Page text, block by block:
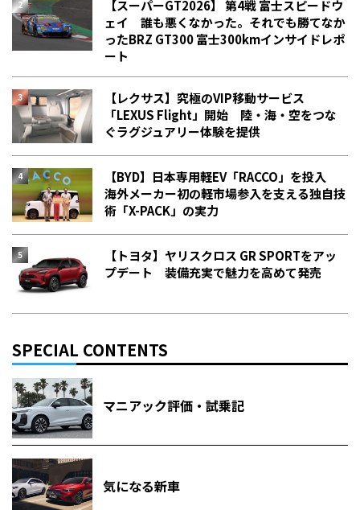
【スーパーGT2026】 第4戦 富士スピードウ
ェイ 誰も悪くなかった。それでも勝てなか
った――BRZ GT300 富士300kmインサイドレポ
ート
【レクサス】究極のVIP移動サービス
「LEXUS Flight」開始 陸・海・空をつな
ぐラグジュアリー体験を提供
【BYD】日本専用軽EV「RACCO」を投入
海外メーカー初の軽市場参入を支える独自技
術「X-PACK」の実力
【トヨタ】ヤリスクロス GR SPORTをアッ
プデート 装備充実で魅力を高めて発売
SPECIAL CONTENTS
マニアック評価・試乗記
気になる新車